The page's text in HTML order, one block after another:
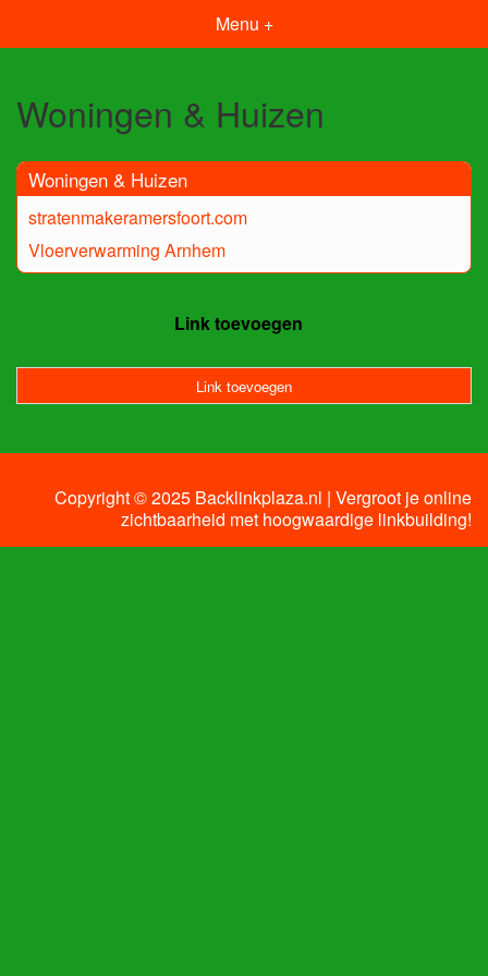
Menu +
Woningen & Huizen
Woningen & Huizen
stratenmakeramersfoort.com
Vloerverwarming Arnhem
Link toevoegen
Link toevoegen
Copyright © 2025 Backlinkplaza.nl | Vergroot je online
zichtbaarheid met hoogwaardige linkbuilding!